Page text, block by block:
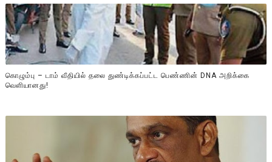
கொழும்பு – டாம் வீதியில் தலை துண்டிக்கப்பட்ட பெண்ணின் DNA அறிக்கை
வௌியானது!